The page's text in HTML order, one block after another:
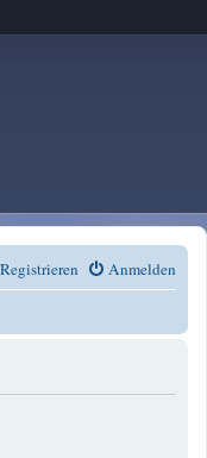
Anmelden
Registrieren